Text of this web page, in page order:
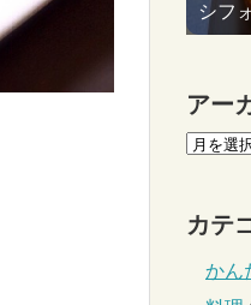
シフ
アー
カテ
かん